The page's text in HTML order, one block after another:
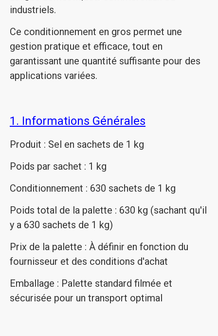
industriels.
Ce conditionnement en gros permet une
gestion pratique et efficace, tout en
garantissant une quantité suffisante pour des
applications variées.
1. Informations Générales
Produit : Sel en sachets de 1 kg
Poids par sachet : 1 kg
Conditionnement : 630 sachets de 1 kg
Poids total de la palette : 630 kg (sachant qu'il
y a 630 sachets de 1 kg)
Prix de la palette : À définir en fonction du
fournisseur et des conditions d'achat
Emballage : Palette standard filmée et
sécurisée pour un transport optimal